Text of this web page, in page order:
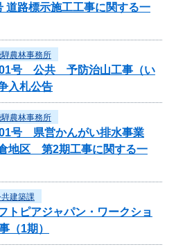
道路標示施工工事に関する一
農林事務所
号 公共 予防治山工事（い
入札公告
農林事務所
号 県営かんがい排水事業
地区 第2期工事に関する一
建築課
トピアジャパン・ワークショ
（1期）